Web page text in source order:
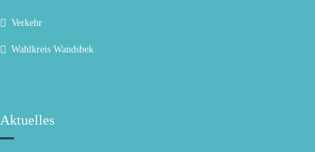
Verkehr
Wahlkreis Wandsbek
Aktuelles